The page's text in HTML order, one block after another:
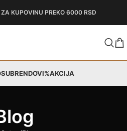
ZA KUPOVINU PREKO 6000 RSD
BRENDOVI%AKCIJA